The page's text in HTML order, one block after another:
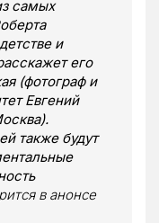
самых
и
его
(фотограф и
Евгений
также будут
в анонсе